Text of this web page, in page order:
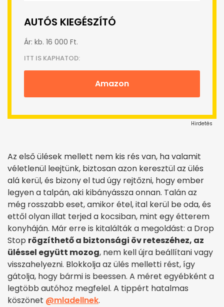
AUTÓS KIEGÉSZÍTÓ
Ár: kb. 16 000 Ft.
ITT IS KAPHATOD:
Amazon
Hirdetés
Az első ülések mellett nem kis rés van, ha valamit
véletlenül leejtünk, biztosan azon keresztül az ülés
alá kerül, és bizony el tud úgy rejtőzni, hogy ember
legyen a talpán, aki kibányássza onnan. Talán az
még rosszabb eset, amikor étel, ital kerül be oda, és
ettől olyan illat terjed a kocsiban, mint egy étterem
konyháján. Már erre is kitalálták a megoldást: a Drop
Stop rögzíthető a biztonsági öv reteszéhez, az
üléssel együtt mozog, nem kell újra beállítani vagy
visszahelyezni. Blokkolja az ülés melletti rést, így
gátolja, hogy bármi is beessen. A méret egyébként a
legtöbb autóhoz megfelel. A tippért hatalmas
köszönet @mladellnek.